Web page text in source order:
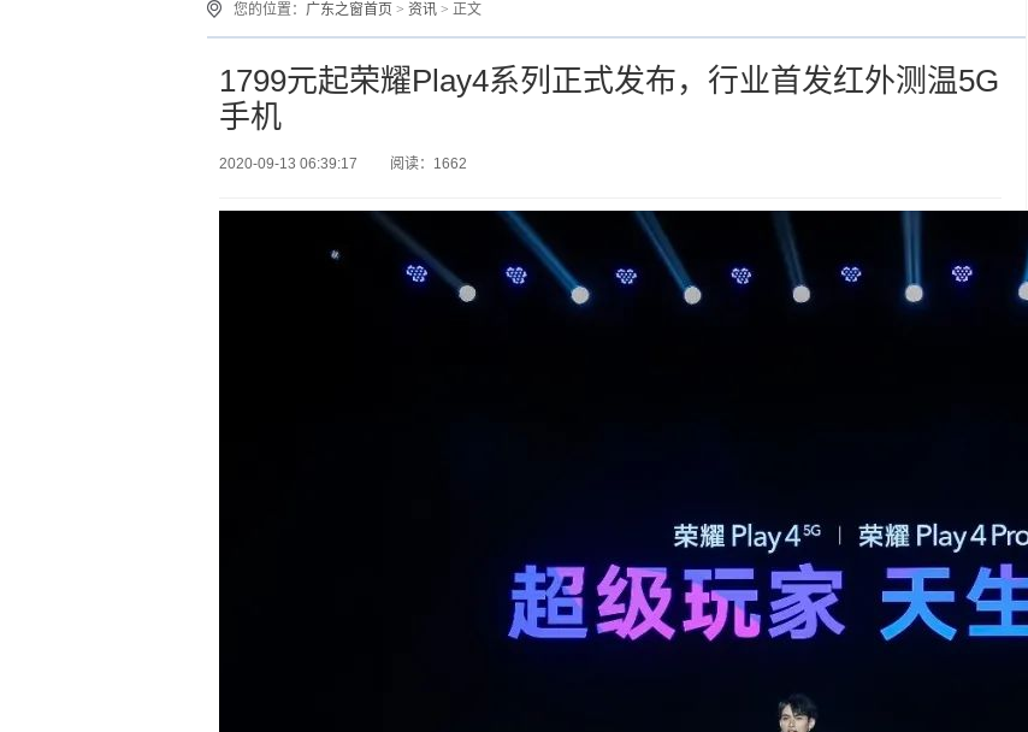
您的位置： 广东之窗首页 > 资讯 > 正文
1799元起荣耀Play4系列正式发布，行业首发红外测温5G
手机
2020-09-13 06:39:17 阅读：1662